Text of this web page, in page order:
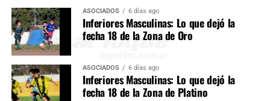
ASOCIADOS 6 días ago
Inferiores Masculinas: Lo que dejó la
fecha 18 de la Zona de Oro
ASOCIADOS 6 días ago
Inferiores Masculinas: Lo que dejó la
fecha 18 de la Zona de Platino